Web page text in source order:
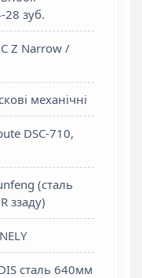
28 зуб.
Z Narrow /
механічні
DSC-710,
(сталь
ззаду)
сталь 640мм